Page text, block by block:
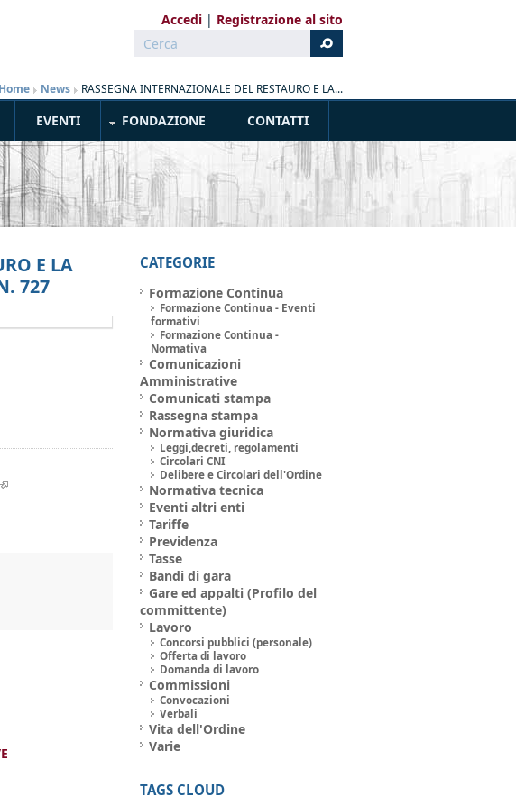
Accedi Registrazione al sito
Form di ricerca
Cerca
Home » News » RASSEGNA INTERNAZIONALE DEL RESTAURO E LA...
EVENTI FONDAZIONE CONTATTI
E LA
727
is external)
CATEGORIE
Formazione Continua
Formazione Continua - Eventi
formativi
Formazione Continua -
Normativa
Comunicazioni
Amministrative
Comunicati stampa
Rassegna stampa
Normativa giuridica
Leggi,decreti, regolamenti
Circolari CNI
Delibere e Circolari dell'Ordine
Normativa tecnica
Eventi altri enti
Tariffe
Previdenza
Tasse
Bandi di gara
Gare ed appalti (Profilo del
committente)
Lavoro
Concorsi pubblici (personale)
Offerta di lavoro
Domanda di lavoro
Commissioni
Convocazioni
Verbali
Vita dell'Ordine
Varie
TAGS CLOUD